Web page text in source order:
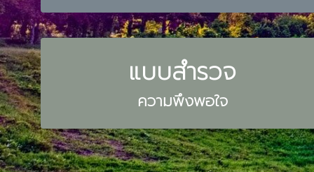
แบบสำรวจ
ความพึงพอใจ